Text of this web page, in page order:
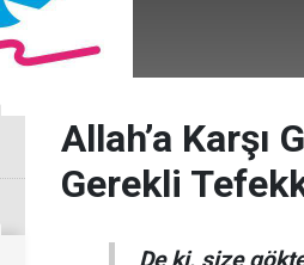
Allah’a Karşı
Gerekli